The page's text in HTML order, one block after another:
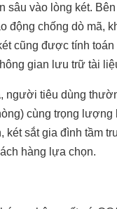
sâu vào lòng két.
động chống dò mã,
cũng được tính
gian lưu trữ tài
, người tiêu dùng
cùng trọng
sắt gia đình tầm
hàng lựa chọn.